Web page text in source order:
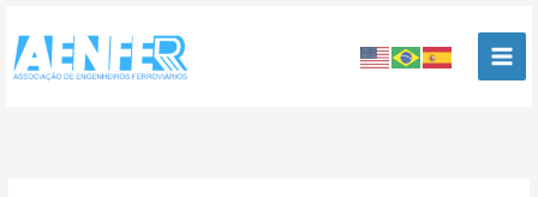
para
conteúdo